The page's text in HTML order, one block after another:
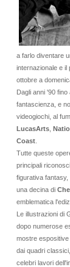
a farlo diventare
internazionale e
ottobre a
Dagli anni '90
fantascienza, e
videogiochi, al
LucasArts,
Coast.
Tutte queste
principali
figurativa
una decina di
emblematica
Le illustrazioni di
dopo numerose
mostre
dai quadri
celebri lavori